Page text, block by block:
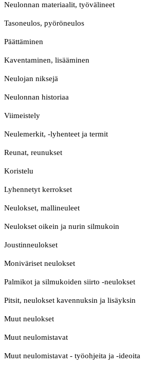
Neulonnan materiaalit, työvälineet
Tasoneulos, pyöröneulos
Päättäminen
Kaventaminen, lisääminen
Neulojan niksejä
Neulonnan historiaa
Viimeistely
Neulemerkit, -lyhenteet ja termit
Reunat, reunukset
Koristelu
Lyhennetyt kerrokset
Neulokset, mallineuleet
Neulokset oikein ja nurin silmukoin
Joustinneulokset
Moniväriset neulokset
Palmikot ja silmukoiden siirto -neulokset
Pitsit, neulokset kavennuksin ja lisäyksin
Muut neulokset
Muut neulomistavat
Muut neulomistavat - työohjeita ja -ideoita